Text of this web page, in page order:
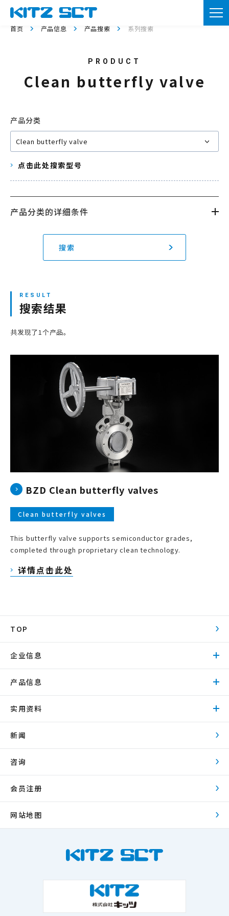
TOP
新闻
咨询
本网站的使用
首页 产品信息 产品搜索 系列搜索
Clean butterfly valve
产品分类
点击此处搜索型号
产品分类的详细条件
搜索
搜索结果
共发现了1个产品。
BZD Clean butterfly valves
Clean butterfly valves
This butterfly valve supports semiconductor grades,
completed through proprietary clean technology.
详情点击此处
TOP
企业信息
产品信息
实用资料
新闻
咨询
会员注册
网站地图